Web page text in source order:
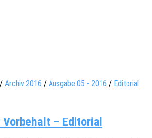
/ Archiv 2016 / Ausgabe 05 - 2016 / Editorial
– Editorial